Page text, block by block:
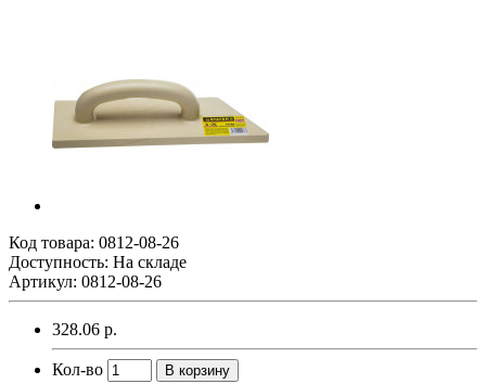
Код товара: 0812-08-26
Доступность: На складе
Артикул: 0812-08-26
328.06 р.
Кол-во В корзину